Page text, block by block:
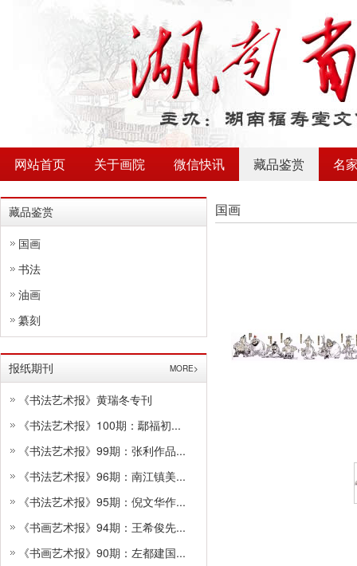
网站首页 关于画院 微信快讯 藏品鉴赏 名
藏品鉴赏
国画
书法
油画
纂刻
报纸期刊 MORE>
《书法艺术报》黄瑞冬专刊
《书法艺术报》100期：鄢福初...
《书法艺术报》99期：张利作品...
《书法艺术报》96期：南江镇美...
《书法艺术报》95期：倪文华作...
《书画艺术报》94期：王希俊先...
《书画艺术报》90期：左都建国...
国画